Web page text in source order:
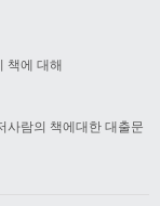
책에 대해
사람의 책에대한 대출문